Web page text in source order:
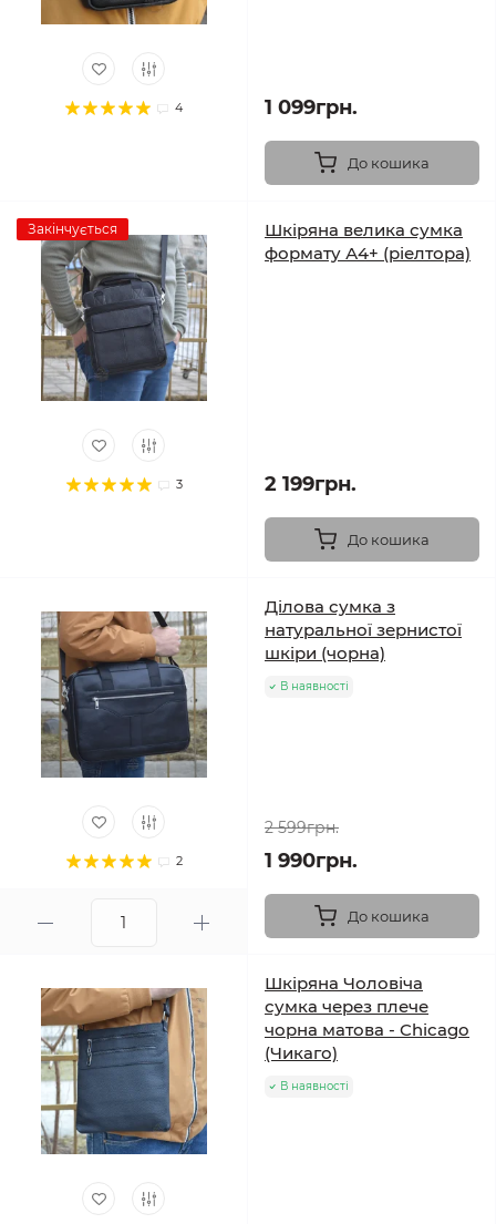
4 1 099грн.
До кошика
Закінчується
3
Шкіряна велика сумка
формату А4+ (ріелтора)
2 199грн.
До кошика
2
Ділова сумка з
натуральної зернистої
шкіри (чорна)
В наявності
2 599грн.
1 990грн.
До кошика
Шкіряна Чоловіча
сумка через плече
чорна матова - Chicago
(Чикаго)
В наявності